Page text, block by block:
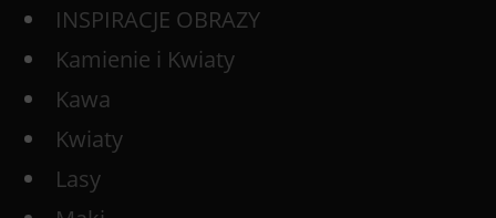
INSPIRACJE OBRAZY
Kamienie i Kwiaty
Kawa
Kwiaty
Lasy